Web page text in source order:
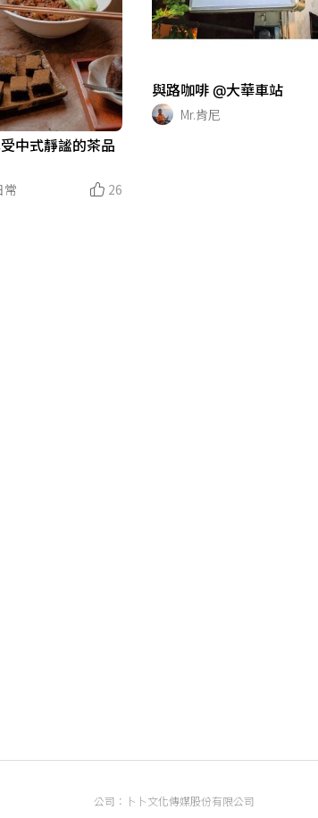
中式靜謐的茶品
常
26
與路咖啡 @大華車站
Mr.肯尼
公司：卜卜文化傳媒股份有限公司